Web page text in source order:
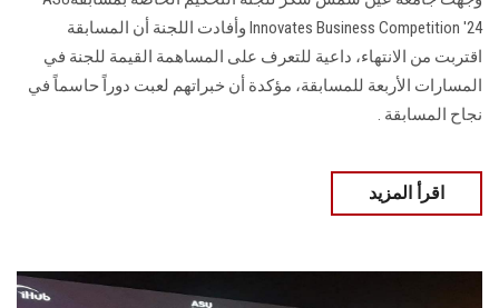
Innovates ‎Business Competition '24‎‏ وأفادت اللجنة أن المسابقة
اقتربت من الانتهاء، داعية ‏للتعرف على المساهمة القيمة للجنة ‏في
المسارات الأربعة للمسابقة، مؤكدة أن خبراتهم ‏لعبت دوراً حاسماً في
‏نجاح المسابقة .
اقرأ المزيد